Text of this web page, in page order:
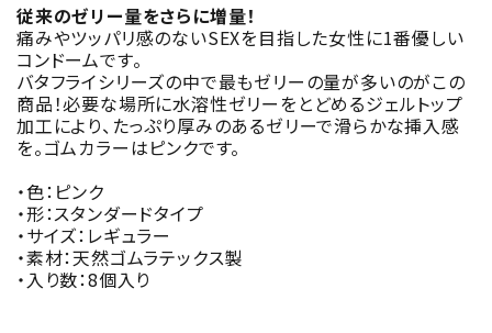
従来のゼリー量をさらに増量！
痛みやツッパリ感のないSEXを目指した女性に1番優しい
コンドームです。
バタフライシリーズの中で最もゼリーの量が多いのがこの
商品！必要な場所に水溶性ゼリーをとどめるジェルトップ
加工により、たっぷり厚みのあるゼリーで滑らかな挿入感
を。ゴムカラーはピンクです。
・色：ピンク
・形：スタンダードタイプ
・サイズ：レギュラー
・素材：天然ゴムラテックス製
・入り数：8個入り